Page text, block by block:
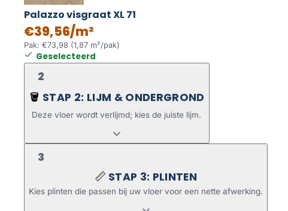
Palazzo visgraat XL 71
€39,56/m²
Pak: €73,98 (1,87 m²/pak)
Geselecteerd
2
🪣 STAP 2: LIJM & ONDERGROND
Deze vloer wordt verlijmd; kies de juiste lijm.
3
📏 STAP 3: PLINTEN
Kies plinten die passen bij uw vloer voor een nette afwerking.